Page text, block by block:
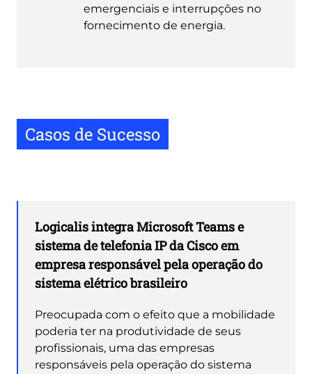
emergenciais e interrupções no
fornecimento de energia.
Casos de Sucesso
Logicalis integra Microsoft Teams e
sistema de telefonia IP da Cisco em
empresa responsável pela operação do
sistema elétrico brasileiro
Preocupada com o efeito que a mobilidade
poderia ter na produtividade de seus
profissionais, uma das empresas
responsáveis pela operação do sistema